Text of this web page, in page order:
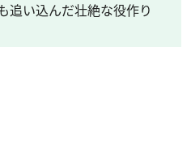
い込んだ壮絶な役作り